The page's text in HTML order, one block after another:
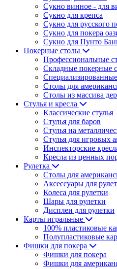
Сукно винное - для
Сукно для крепса
Сукно для русского
Сукно для покера
Сукно для Пунто
Покерные столы
Профессиональные
Складные покерные
Столы для
Столы из массива
Стулья и кресла
Классические стулья
Стулья для баров
Стулья на
Стулья для игровых
Инспекторские
Кресла из ценных
Рулетка
Столы для
Аксессуары для
Колеса для рулетки
Шары для рулетки
Дисплеи для рулетки
Карты игральные
100% пластиковые
Полупластиковые
Фишки для покера
Фишки для покера
Фишки для